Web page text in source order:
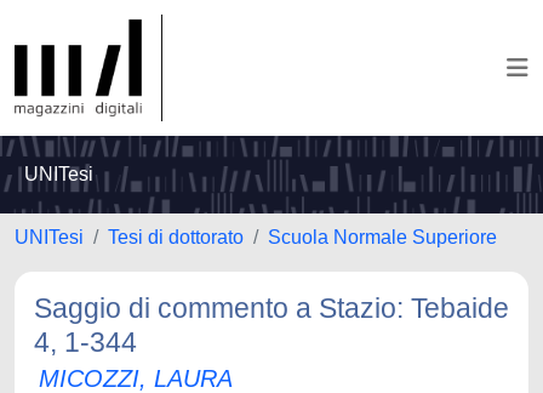
UNITesi
UNITesi Tesi di dottorato Scuola Normale Superiore
Saggio di commento a Stazio: Tebaide
4, 1-344
MICOZZI, LAURA